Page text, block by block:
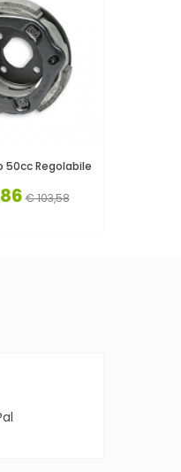
50cc Regolabile
€ 103,58